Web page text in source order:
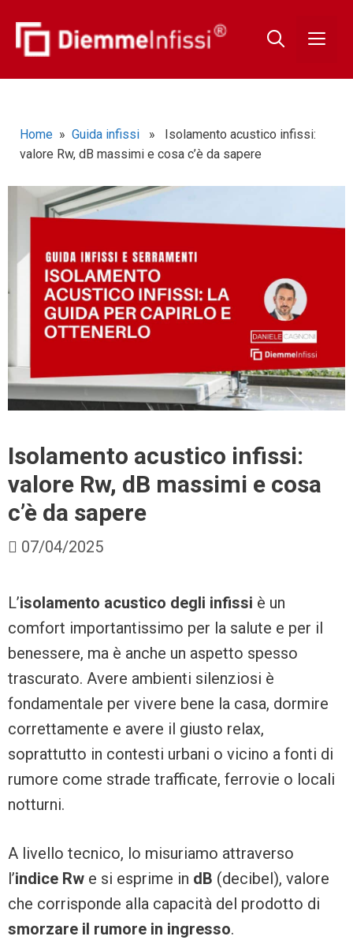
Home » Guida infissi » Isolamento acustico infissi:
valore Rw, dB massimi e cosa c’è da sapere
Isolamento acustico infissi:
valore Rw, dB massimi e cosa
c’è da sapere
07/04/2025
L’isolamento acustico degli infissi è un
comfort importantissimo per la salute e per il
benessere, ma è anche un aspetto spesso
trascurato. Avere ambienti silenziosi è
fondamentale per vivere bene la casa, dormire
correttamente e avere il giusto relax,
soprattutto in contesti urbani o vicino a fonti di
rumore come strade trafficate, ferrovie o locali
notturni.
A livello tecnico, lo misuriamo attraverso
l’indice Rw e si esprime in dB (decibel), valore
che corrisponde alla capacità del prodotto di
smorzare il rumore in ingresso.